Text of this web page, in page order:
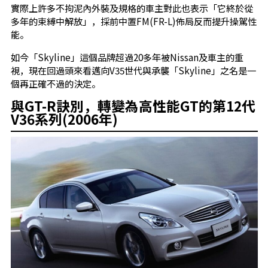
實際上許多不拘泥內外裝及規格的車主對此也表示「它終於從
多年的束縛中解放」，採前中置FM(FR-L)佈局反而提升操駕性
能。
如今「Skyline」這個品牌超過20多年被Nissan及車主的重
視，現在回過頭來看邁向V35世代與承襲「Skyline」之名是一
個再正確不過的決定。
與GT-R訣別，轉變為高性能GT的第12代
V36系列(2006年)